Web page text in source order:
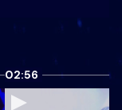
02:56